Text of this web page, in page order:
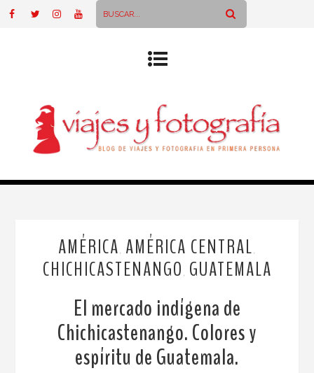
AMÉRICA AMÉRICA CENTRAL
CHICHICASTENANGO GUATEMALA
El mercado indígena de
Chichicastenango. Colores y
espíritu de Guatemala.